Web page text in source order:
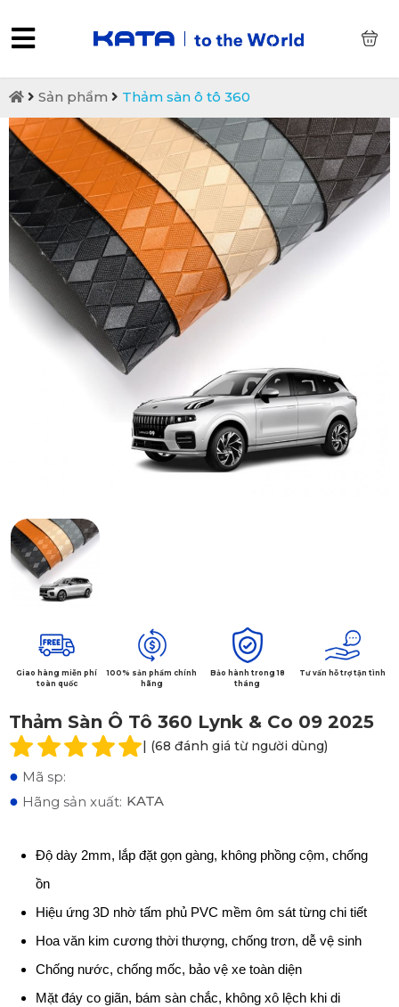
Sản phẩm Thảm sàn ô tô 360
Giao hàng miễn phí
toàn quốc
100% sản phẩm chính
hãng
Bảo hành trong 18
tháng
Tư vấn hỗ trợ tận tình
Thảm Sàn Ô Tô 360 Lynk & Co 09 2025
| (68 đánh giá từ người dùng)
● Mã sp:
● Hãng sản xuất: KATA
Độ dày 2mm, lắp đặt gọn gàng, không phồng cộm, chống
ồn
Hiệu ứng 3D nhờ tấm phủ PVC mềm ôm sát từng chi tiết
Hoa văn kim cương thời thượng, chống trơn, dễ vệ sinh
Chống nước, chống mốc, bảo vệ xe toàn diện
Mặt đáy co giãn, bám sàn chắc, không xô lệch khi di